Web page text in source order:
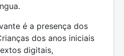
é a presença dos
dos anos iniciais
digitais,